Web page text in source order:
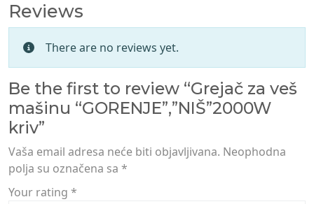
Reviews
There are no reviews yet.
Be the first to review “Grejač za veš
mašinu “GORENJE”,”NIŠ”2000W
kriv”
Vaša email adresa neće biti objavljivana. Neophodna
polja su označena sa *
Your rating *